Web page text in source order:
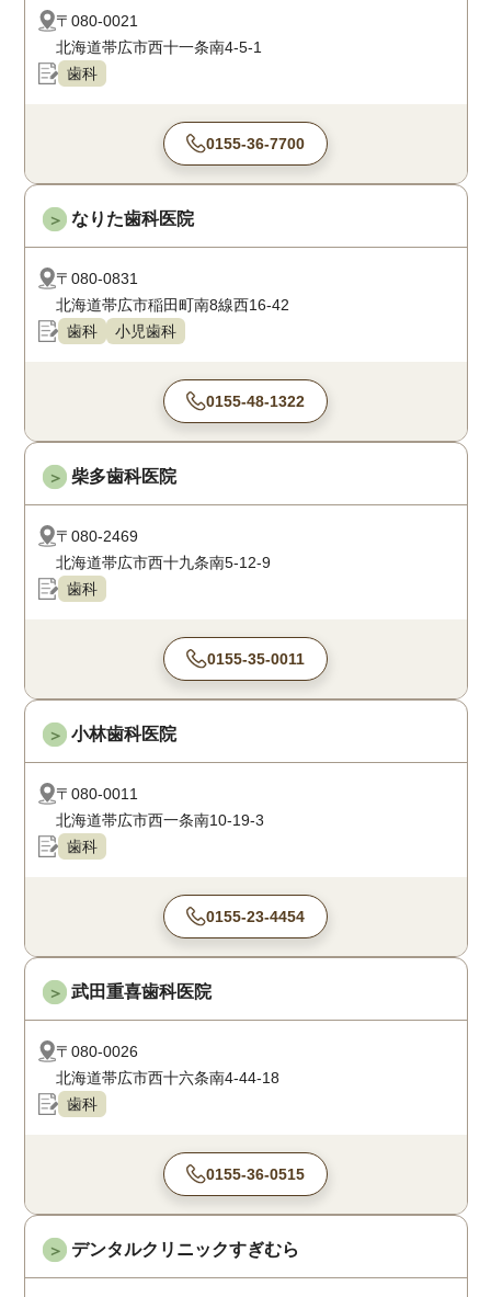
〒080-0021
北海道帯広市西十一条南4-5-1
歯科
0155-36-7700
＞ なりた歯科医院
〒080-0831
北海道帯広市稲田町南8線西16-42
歯科
小児歯科
0155-48-1322
＞ 柴多歯科医院
〒080-2469
北海道帯広市西十九条南5-12-9
歯科
0155-35-0011
＞ 小林歯科医院
〒080-0011
北海道帯広市西一条南10-19-3
歯科
0155-23-4454
＞ 武田重喜歯科医院
〒080-0026
北海道帯広市西十六条南4-44-18
歯科
0155-36-0515
＞ デンタルクリニックすぎむら